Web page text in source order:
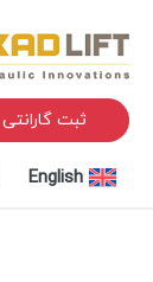
ثبت گارانتی
English